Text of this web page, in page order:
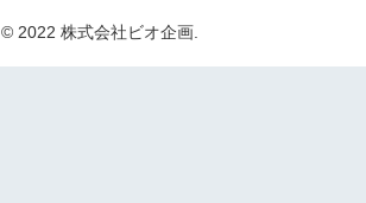
© 2022 株式会社ビオ企画.